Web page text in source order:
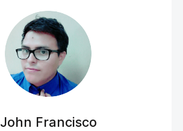
John Francisco